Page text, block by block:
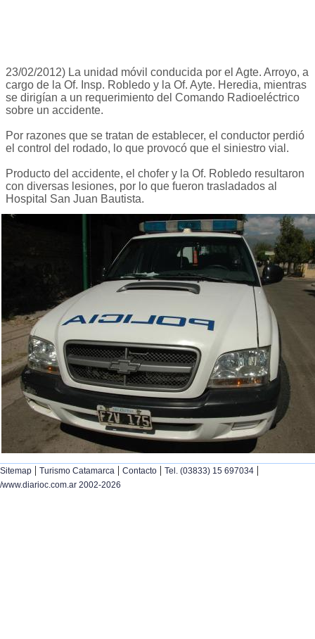
23/02/2012) La unidad móvil conducida por el Agte. Arroyo, a
cargo de la Of. Insp. Robledo y la Of. Ayte. Heredia, mientras
se dirigían a un requerimiento del Comando Radioeléctrico
sobre un accidente.
Por razones que se tratan de establecer, el conductor perdió
el control del rodado, lo que provocó que el siniestro vial.
Producto del accidente, el chofer y la Of. Robledo resultaron
con diversas lesiones, por lo que fueron trasladados al
Hospital San Juan Bautista.
Sitemap | Turismo Catamarca | Contacto | Tel. (03833) 15 697034 |
/www.diarioc.com.ar 2002-2026